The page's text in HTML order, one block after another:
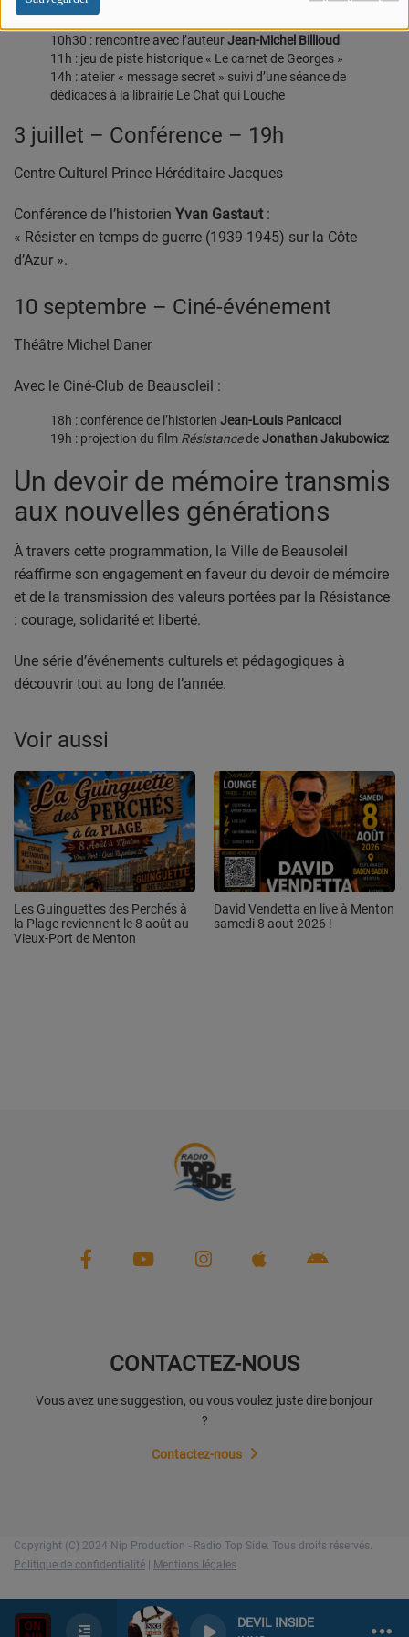
DEVIL INSIDE
Centre d’Histoire Mémoire Roger Bennati
10h30 : rencontre avec l’auteurJean-Michel Billioud
11h : jeu de piste historique « Le carnet de Georges »
14h : atelier « message secret » suivi d’une séance de
dédicaces à la librairie Le Chat qui Louche
3 juillet – Conférence – 19h
Centre Culturel Prince Héréditaire Jacques
Conférence de l’historien Yvan Gastaut:
« Résister en temps de guerre (1939-1945) sur la Côte
d’Azur ».
10 septembre – Ciné-événement
Théâtre Michel Daner
Avec le Ciné-Club de Beausoleil :
18h : conférence de l’historien Jean-Louis Panicacci
19h : projection du film RésistancedeJonathan Jakubowicz
Un devoir de mémoire transmis
aux nouvelles générations
À travers cette programmation, la Ville de Beausoleil
réaffirme son engagement en faveur du devoir de mémoire
et de la transmission des valeurs portées par la Résistance
: courage, solidarité et liberté.
Une série d’événements culturels et pédagogiques à
découvrir tout au long de l’année.
Voir aussi
Les Guinguettes des Perchés à
la Plage reviennent le 8 août au
Vieux-Port de Menton
David Vendetta en live à Menton
samedi 8 aout 2026 !
CONTACTEZ-NOUS
Vous avez une suggestion, ou vous voulez juste dire bonjour
?
Contactez-nous
Copyright (C) 2024 Nip Production - Radio Top Side. Tous droits réservés.
Politique de confidentialité | Mentions légales